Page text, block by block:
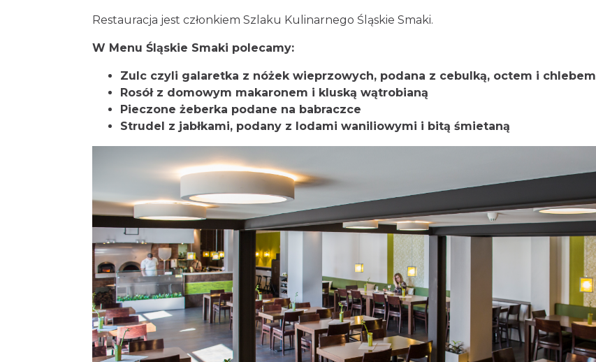
Restauracja jest członkiem Szlaku Kulinarnego Śląskie Smaki.
W Menu Śląskie Smaki polecamy:
Zulc czyli galaretka z nóżek wieprzowych, podana z cebulką, octem i chlebem
Rosół z domowym makaronem i kluską wątrobianą
Pieczone żeberka podane na babraczce
Strudel z jabłkami, podany z lodami waniliowymi i bitą śmietaną